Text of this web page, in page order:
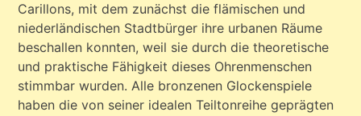
Carillons, mit dem zunächst die flämischen und
niederländischen Stadtbürger ihre urbanen Räume
beschallen konnten, weil sie durch die theoretische
und praktische Fähigkeit dieses Ohrenmenschen
stimmbar wurden. Alle bronzenen Glockenspiele
haben die von seiner idealen Teiltonreihe geprägten